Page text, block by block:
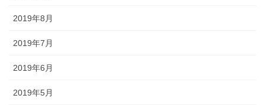
2019年8月
2019年7月
2019年6月
2019年5月